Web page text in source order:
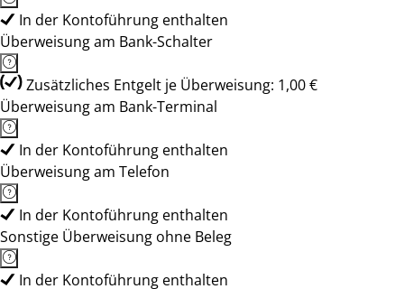
In der Kontoführung enthalten
Überweisung am Bank-Schalter
Zusätzliches Entgelt je Überweisung: 1,00 €
Überweisung am Bank-Terminal
In der Kontoführung enthalten
Überweisung am Telefon
In der Kontoführung enthalten
Sonstige Überweisung ohne Beleg
In der Kontoführung enthalten